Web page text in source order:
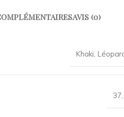
AVIS (0)
Khaki,
37,